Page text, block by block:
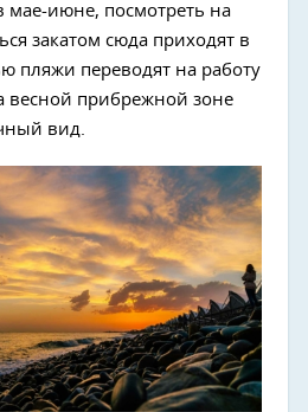
мае-июне, посмотреть на
закатом сюда приходят в
пляжи переводят на работу
весной прибрежной зоне
вид.